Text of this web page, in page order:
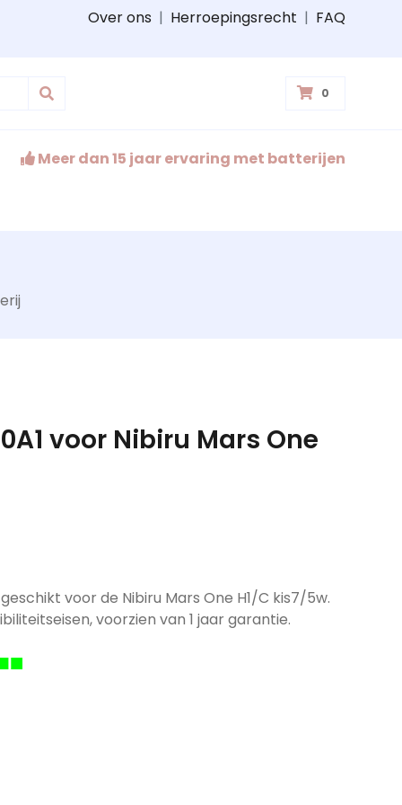
Over ons | Herroepingsrecht | FAQ
0
Meer dan 15 jaar ervaring met batterijen
voor Nibiru Mars One
voor de Nibiru Mars One H1/C kis7/5w.
voorzien van 1 jaar garantie.